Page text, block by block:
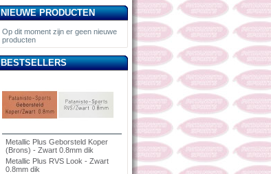
NIEUWE PRODUCTEN
Op dit moment zijn er geen nieuwe
producten
BESTSELLERS
Metallic Plus Geborsteld Koper
(Brons) - Zwart 0.8mm dik
Metallic Plus RVS Look - Zwart
0.8mm dik